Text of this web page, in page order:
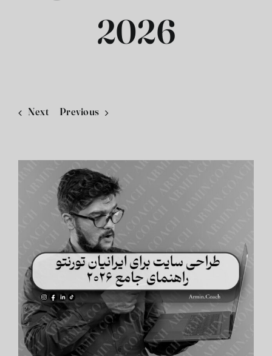
2026
Previous
Next